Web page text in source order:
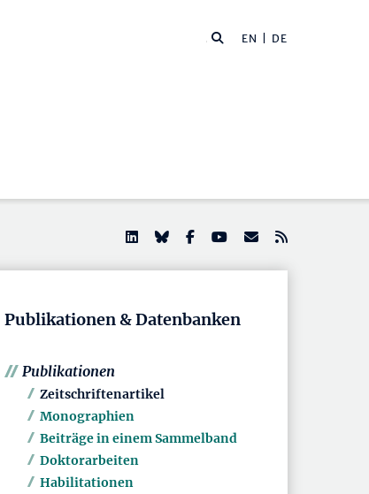
EN | DE
Publikationen & Datenbanken
Publikationen
Zeitschriftenartikel
Monographien
Beiträge in einem Sammelband
Doktorarbeiten
Habilitationen